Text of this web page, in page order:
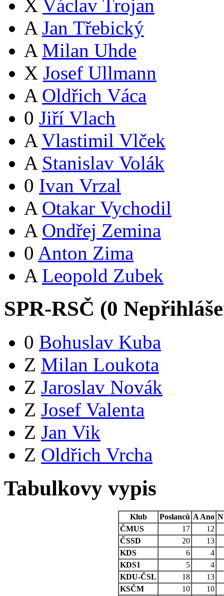
X Václav Trojan
A Jan Třebický
A Milan Uhde
X Josef Ullmann
A Oldřich Váca
0 Jiří Vlach
A Vlastimil Vlček
A Stanislav Volák
0 Ivan Vrzal
A Otakar Vychodil
A Ondřej Zemina
0 Anton Zima
A Leopold Zubek
SPR-RSČ (0
0 Bohuslav Kuba
Z Milan Loukota
Z Jaroslav Novák
Z Josef Valenta
Z Jan Vik
Z Oldřich Vrcha
Tabulkovy vypis
Klub Poslanců A Ano N
ČMUS
17
12
ČSSD
20
13
KDS
6
4
KDS1
5
4
KDU-ČSL
18
13
KSČM
10
10